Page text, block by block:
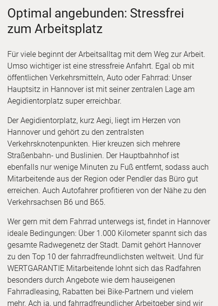
Optimal angebunden: Stressfrei
zum Arbeitsplatz
Für viele beginnt der Arbeitsalltag mit dem Weg zur Arbeit.
Umso wichtiger ist eine stressfreie Anfahrt. Egal ob mit
öffentlichen Verkehrsmitteln, Auto oder Fahrrad: Unser
Hauptsitz in Hannover ist mit seiner zentralen Lage am
Aegidientorplatz super erreichbar.
Der Aegidientorplatz, kurz Aegi, liegt im Herzen von
Hannover und gehört zu den zentralsten
Verkehrsknotenpunkten. Hier kreuzen sich mehrere
Straßenbahn- und Buslinien. Der Hauptbahnhof ist
ebenfalls nur wenige Minuten zu Fuß entfernt, sodass auch
Mitarbeitende aus der Region oder Pendler das Büro gut
erreichen. Auch Autofahrer profitieren von der Nähe zu den
Verkehrsachsen B6 und B65.
Wer gern mit dem Fahrrad unterwegs ist, findet in Hannover
ideale Bedingungen: Über 1.000 Kilometer spannt sich das
gesamte Radwegenetz der Stadt. Damit gehört Hannover
zu den Top 10 der fahrradfreundlichsten weltweit. Und für
WERTGARANTIE Mitarbeitende lohnt sich das Radfahren
besonders durch Angebote wie dem hauseigenen
Fahrradleasing, Rabatten bei Bike-Partnern und vielem
mehr. Ach ja, und fahrradfreundlicher Arbeitgeber sind wir